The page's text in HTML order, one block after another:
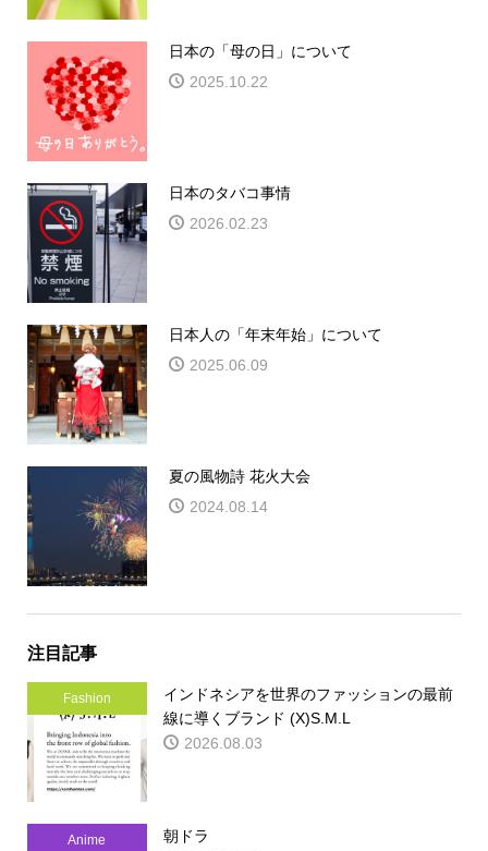
日本の「母の日」について
2025.10.22
日本のタバコ事情
2026.02.23
日本人の「年末年始」について
2025.06.09
夏の風物詩 花火大会
2024.08.14
注目記事
Fashion
インドネシアを世界のファッションの最前
線に導くブランド (X)S.M.L
2026.08.03
Anime
朝ドラ